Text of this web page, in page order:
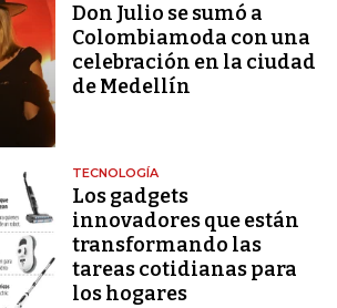
Don Julio se sumó a
Colombiamoda con una
celebración en la ciudad
de Medellín
TECNOLOGÍA
Los gadgets
innovadores que están
transformando las
tareas cotidianas para
los hogares